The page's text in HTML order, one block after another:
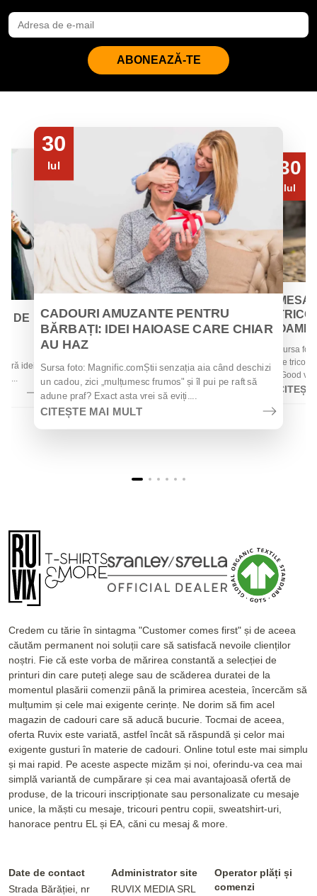
ABONEAZĂ-TE
DE
idei
30
Iul
CADOURI AMUZANTE PENTRU
BĂRBAȚI: IDEI HAIOASE CARE CHIAR
AU HAZ
Sursa foto: Magnific.comȘtii senzația aia când deschizi
un cadou, zici „mulțumesc frumos" și îl pui pe raft să
adune praf? Exact asta vrei să eviți....
CITEȘTE MAI MULT
30
Iul
Sursa
de
„Good
Credem cu tărie în sintagma "Customer comes first" și de aceea
căutăm permanent noi soluții care să satisfacă nevoile clienților
noștri. Fie că este vorba de mărirea constantă a selecției de
printuri din care puteți alege sau de scăderea duratei de la
momentul plasării comenzii până la primirea acesteia, încercăm să
mulțumim și cele mai exigente cerințe. Ne dorim să fim acel
magazin de cadouri care să aducă bucurie. Tocmai de aceea,
oferta Ruvix este variată, astfel încât să răspundă și celor mai
exigente gusturi în materie de cadouri. Online totul este mai simplu
și mai rapid. Pe aceste aspecte mizăm și noi, oferindu-va cea mai
simplă variantă de cumpărare și cea mai avantajoasă ofertă de
produse, de la tricouri inscripționate sau personalizate cu mesaje
unice, la măști cu mesaje, tricouri pentru copii, sweatshirt-uri,
hanorace pentru EL și EA, căni cu mesaj & more.
Date de contact
Strada Bărăției, nr
Administrator site
RUVIX MEDIA SRL
Operator plăți și
comenzi